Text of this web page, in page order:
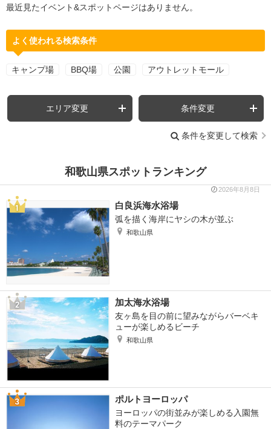
最近見たイベント&スポットページはありません。
よく使われる検索条件
キャンプ場 BBQ場 公園 アウトレットモール
エリア変更 条件変更
条件を変更して検索
和歌山県スポットランキング
2026年8月8日
白良浜海水浴場
弧を描く海岸にヤシの木が並ぶ
和歌山県
加太海水浴場
友ヶ島を目の前に望みながらバーベキ
ューが楽しめるビーチ
和歌山県
ポルトヨーロッパ
ヨーロッパの街並みが楽しめる入園無
料のテーマパーク